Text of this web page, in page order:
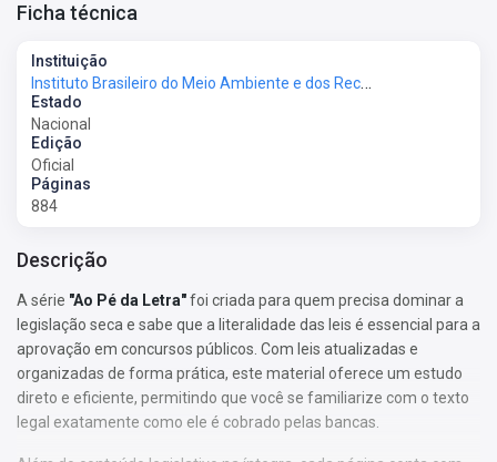
Ficha técnica
Instituição
Instituto Brasileiro do Meio Ambiente e dos Recursos Naturais - IBAMA
Estado
Nacional
Edição
Oficial
Páginas
884
Descrição
A série "Ao Pé da Letra"foi criada para quem precisa dominar a
legislação seca e sabe que a literalidade das leis é essencial para a
aprovação em concursos públicos. Com leis atualizadas e
organizadas de forma prática, este material oferece um estudo
direto e eficiente, permitindo que você se familiarize com o texto
legal exatamente como ele é cobrado pelas bancas.